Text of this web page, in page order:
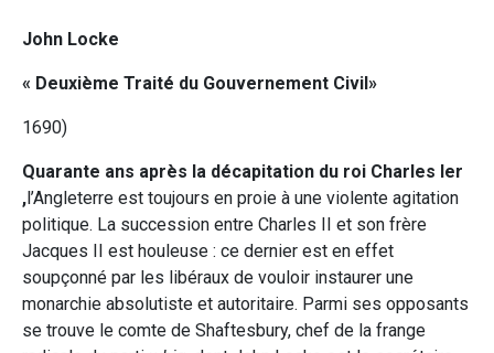
John Locke
« Deuxième Traité du Gouvernement Civil»
1690)
Quarante ans après la décapitation du roi Charles Ier
,l’Angleterre est toujours en proie à une violente agitation
politique. La succession entre Charles II et son frère
Jacques II est houleuse : ce dernier est en effet
soupçonné par les libéraux de vouloir instaurer une
monarchie absolutiste et autoritaire. Parmi ses opposants
se trouve le comte de Shaftesbury, chef de la frange